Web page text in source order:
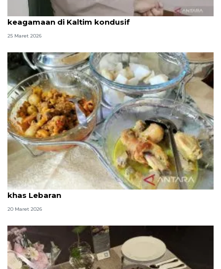
Operasi Ketupat Mahakam jaga hari besar
keagamaan di Kaltim kondusif
25 Maret 2026
Ini risiko pasien asam urat saat santap makanan
khas Lebaran
20 Maret 2026